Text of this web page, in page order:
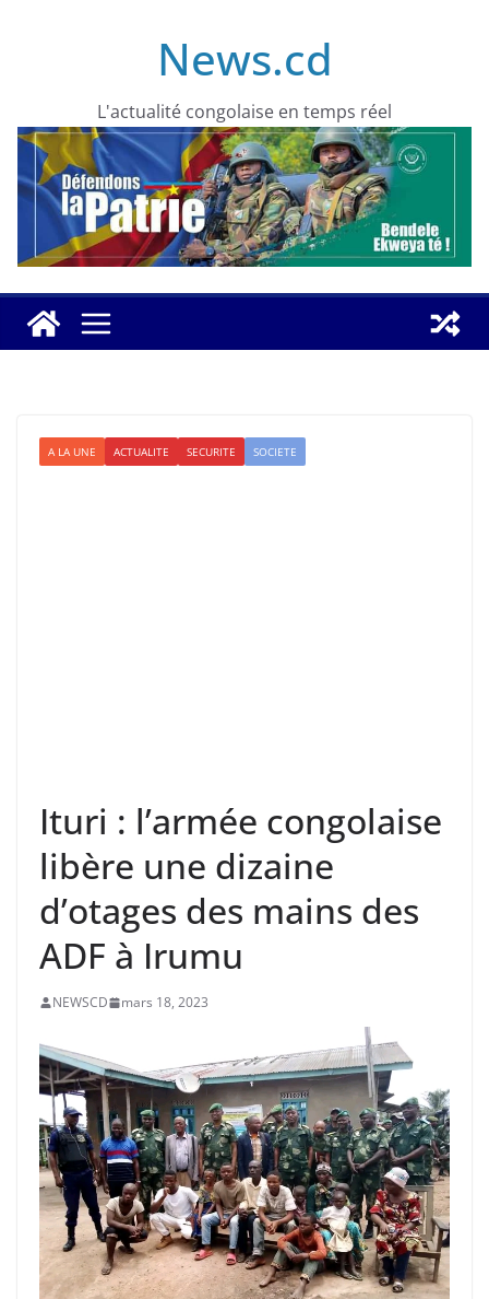
News.cd
L'actualité congolaise en temps réel
A LA UNE ACTUALITE SECURITE SOCIETE
Ituri : l’armée congolaise
libère une dizaine
d’otages des mains des
ADF à Irumu
NEWSCD mars 18, 2023